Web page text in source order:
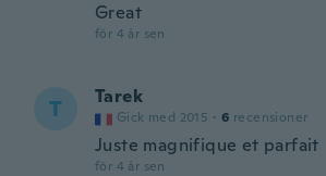
Great
för 4 år sen
T Tarek
Gick med 2015 · 6 recensioner
Juste magnifique et parfait
för 4 år sen